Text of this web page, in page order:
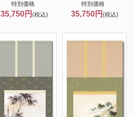
特別価格
35,750円(税込)
特別価格
35,750円 (税込)